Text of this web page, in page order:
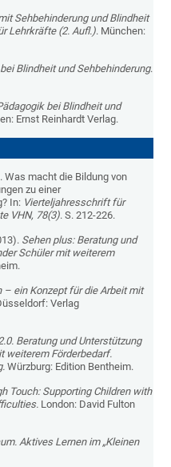
Sehbehinderung und Blindheit
Lehrkräfte (2. Aufl.). München:
Blindheit und Sehbehinderung.
bei Blindheit und
Ernst Reinhardt Verlag.
Was macht die Bildung von
zu einer
In: Vierteljahresschrift für
VHN, 78(3). S. 212-226.
Sehen plus: Beratung und
Schüler mit weiterem
– ein Konzept für die Arbeit mit
Verlag
Beratung und Unterstützung
weiterem Förderbedarf.
Würzburg: Edition Bentheim.
Touch: Supporting Children with
London: David Fulton
Aktives Lernen im „Kleinen